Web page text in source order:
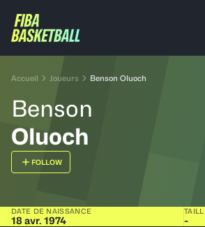
Accueil Joueurs Benson Oluoch
Benson
Oluoch
FOLLOW
DATE DE NAISSANCE
18 avr. 1974 -